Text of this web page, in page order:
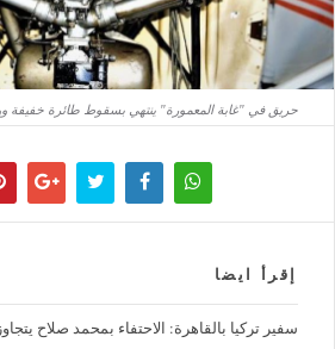
حريق في "غابة المعمورة" ينتهي بسقوط طائرة خفيفة
إقرأ ايضا
سفير تركيا بالقاهرة: الاحتفاء بمحمد صلاح